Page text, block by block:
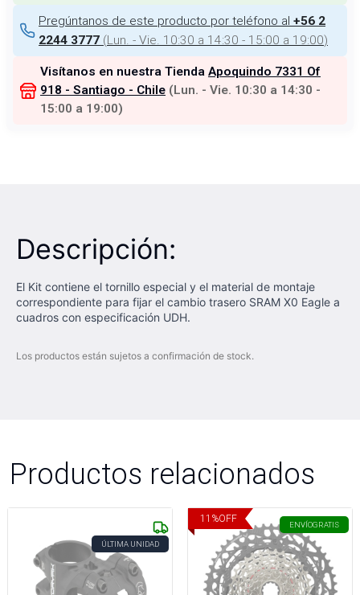
Pregúntanos de este producto por teléfono al +56 2
2244 3777 (Lun. - Vie. 10:30 a 14:30 - 15:00 a 19:00)
Visítanos en nuestra Tienda Apoquindo 7331 Of
918 - Santiago - Chile (Lun. - Vie. 10:30 a 14:30 -
15:00 a 19:00)
Descripción:
El Kit contiene el tornillo especial y el material de montaje
correspondiente para fijar el cambio trasero SRAM X0 Eagle a
cuadros con especificación UDH.
Los productos están sujetos a confirmación de stock.
Productos relacionados
ÚLTIMA UNIDAD
11 %OFF
ENVÍOGRATIS